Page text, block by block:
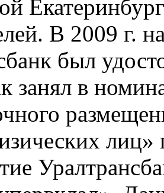
В 2009 г.
был
занял в
лиц»